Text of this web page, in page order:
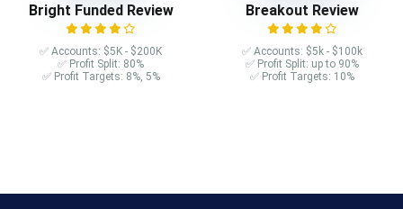
Bright Funded Review
✅ Accounts: $5K - $200K
✅ Profit Split: 80%
✅ Profit Targets: 8%, 5%
Breakout Review
✅ Accounts: $5k - $100k
✅ Profit Split: up to 90%
✅ Profit Targets: 10%